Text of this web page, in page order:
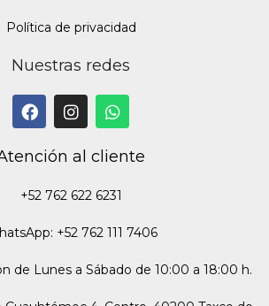
Política de privacidad
Nuestras redes
al cliente
+52 762 622 6231
+52 762 111 7406
de Lunes a Sábado de 10:00 a 18:00 h.